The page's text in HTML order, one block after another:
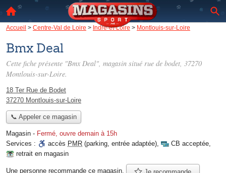
Accueil > Centre-Val de Loire > Indre-et-Loire > Montlouis-sur-Loire
Bmx Deal
Cette fiche présente "Bmx Deal", magasin situé rue de bodet, 37270
Montlouis-sur-Loire.
18 Ter Rue de Bodet
37270 Montlouis-sur-Loire
📞 Appeler ce magasin
Magasin - Fermé, ouvre demain à 15h
Services :
accès PMR (parking, entrée adaptée), CB acceptée,
retrait en magasin
Une personne recommande ce magasin.